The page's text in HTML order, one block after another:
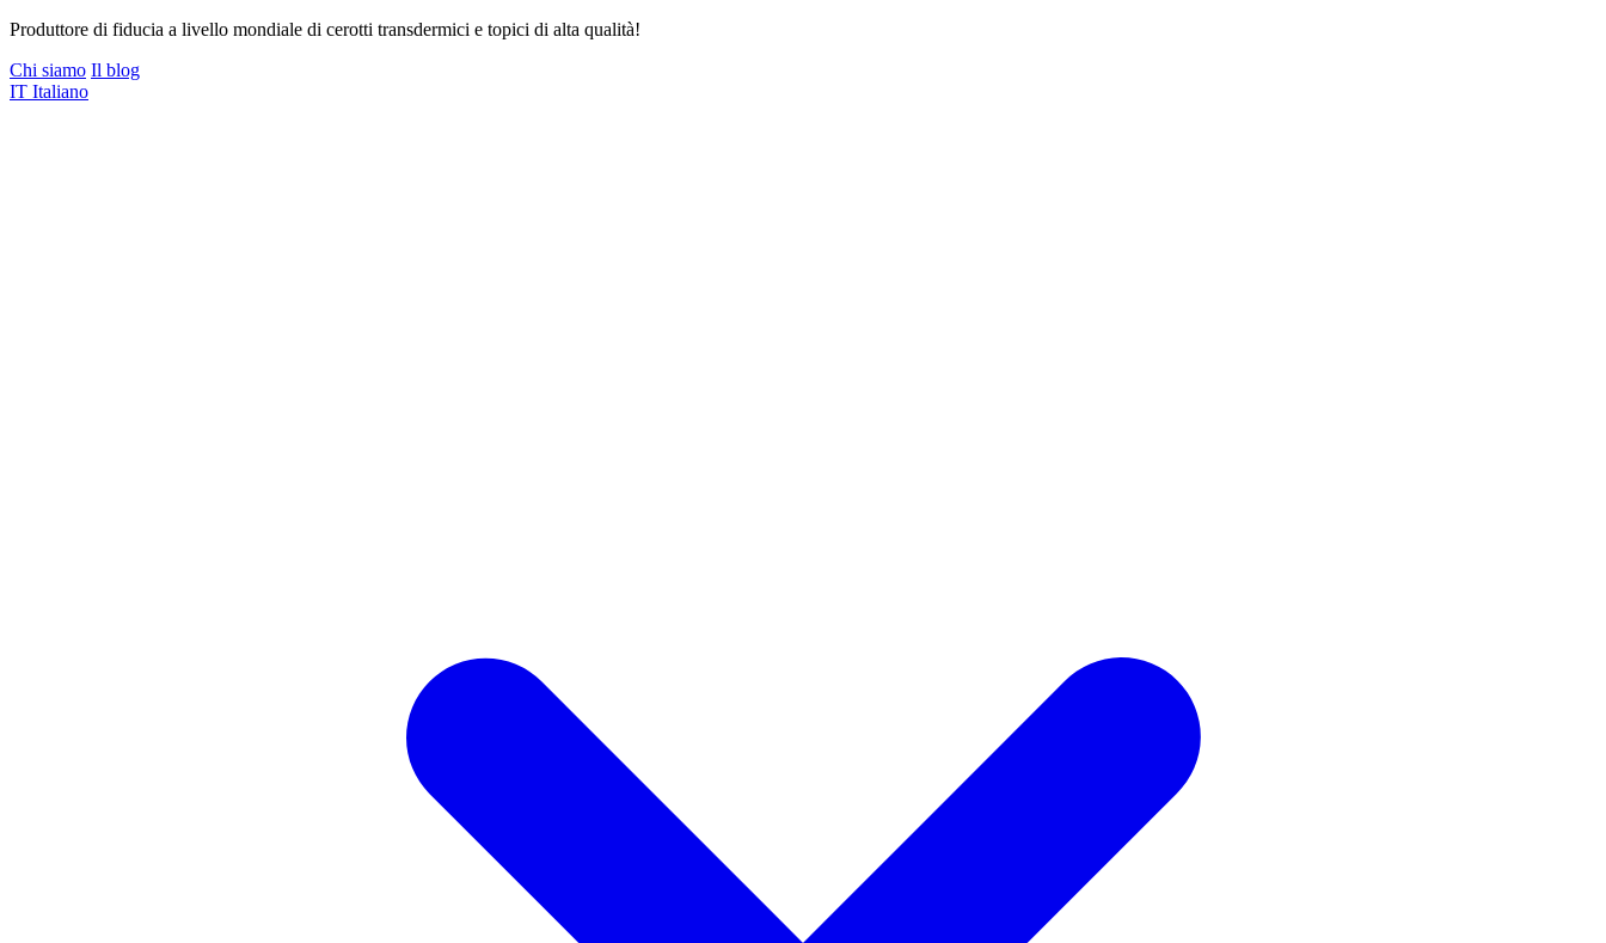
Produttore di fiducia a livello mondiale di cerotti transdermici e topici di alta qualità!
Chi siamo Il blog
IT Italiano